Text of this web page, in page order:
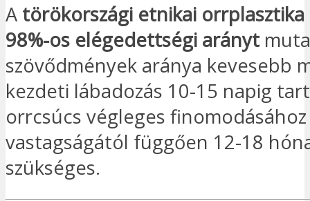
A törökországi etnikai orrplasztika
98%-os elégedettségi arányt
szövődmények aránya kevesebb
kezdeti lábadozás 10-15 napig
orrcsúcs végleges
vastagságától függően 12-18
szükséges.